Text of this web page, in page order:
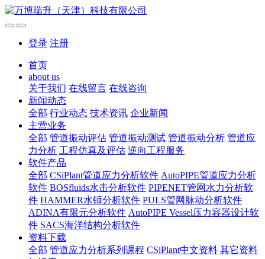
登录 注册
首页
about us
关于我们 在线留言 在线咨询
新闻动态
全部 行业动态 技术资讯 企业新闻
主营业务
全部 管道振动评估 管道振动测试 管道振动分析 管道应
力分析 工程仿真及评估 逆向工程服务
软件产品
全部 CSiPlant管道应力分析软件 AutoPIPE管道应力分析
软件 BOSfluids水击分析软件 PIPENET管网水力分析软
件 HAMMER水锤分析软件 PULS管网脉动分析软件
ADINA有限元分析软件 AutoPIPE Vessel压力容器设计软
件 SACS海洋结构分析软件
资料下载
全部 管道应力分析系列课程 CSiPlant中文资料 其它资料